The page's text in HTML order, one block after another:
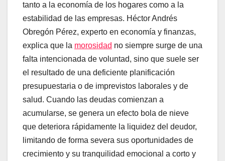
tanto a la economía de los hogares como a la
estabilidad de las empresas. Héctor Andrés
Obregón Pérez, experto en economía y finanzas,
explica que la morosidad no siempre surge de una
falta intencionada de voluntad, sino que suele ser
el resultado de una deficiente planificación
presupuestaria o de imprevistos laborales y de
salud. Cuando las deudas comienzan a
acumularse, se genera un efecto bola de nieve
que deteriora rápidamente la liquidez del deudor,
limitando de forma severa sus oportunidades de
crecimiento y su tranquilidad emocional a corto y